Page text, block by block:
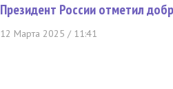
Президент России отметил
12 Марта 2025 / 11:41